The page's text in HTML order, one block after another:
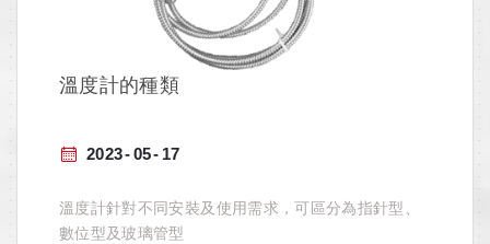
17
05
2023
溫度計的種類
溫度計針對不同安裝及使用需求，可區分為指針型、
數位型及玻璃管型